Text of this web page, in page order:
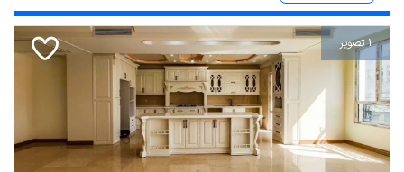
1 تصویر